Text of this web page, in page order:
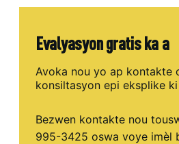
Evalyasyon gratis ka a
Avoka nou yo ap kontakte
konsiltasyon epi eksplike
Bezwen kontakte nou
995-3425 oswa voye imèl